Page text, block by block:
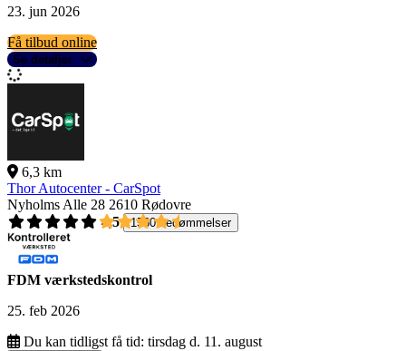
23. jun 2026
Få tilbud online
Se detaljer
6,3 km
Thor Autocenter - CarSpot
Nyholms Alle 28 2610 Rødovre
4,5
1560 bedømmelser
FDM værkstedskontrol
25. feb 2026
Du kan tidligst få tid: tirsdag d. 11. august